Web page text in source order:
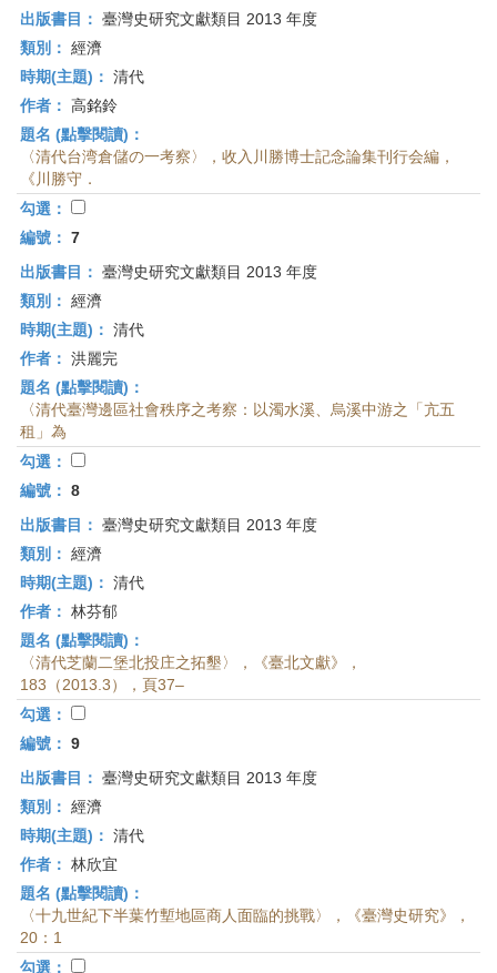
出版書目： 臺灣史研究文獻類目 2013 年度
類別： 經濟
時期(主題)： 清代
作者： 高銘鈴
題名 (點擊閱讀)：
〈清代台湾倉儲の一考察〉，收入川勝博士記念論集刊行会編，
《川勝守．
勾選：
編號： 7
出版書目： 臺灣史研究文獻類目 2013 年度
類別： 經濟
時期(主題)： 清代
作者： 洪麗完
題名 (點擊閱讀)：
〈清代臺灣邊區社會秩序之考察：以濁水溪、烏溪中游之「亢五
租」為
勾選：
編號： 8
出版書目： 臺灣史研究文獻類目 2013 年度
類別： 經濟
時期(主題)： 清代
作者： 林芬郁
題名 (點擊閱讀)：
〈清代芝蘭二堡北投庄之拓墾〉，《臺北文獻》，
183（2013.3），頁37–
勾選：
編號： 9
出版書目： 臺灣史研究文獻類目 2013 年度
類別： 經濟
時期(主題)： 清代
作者： 林欣宜
題名 (點擊閱讀)：
〈十九世紀下半葉竹塹地區商人面臨的挑戰〉，《臺灣史研究》，
20：1
勾選：